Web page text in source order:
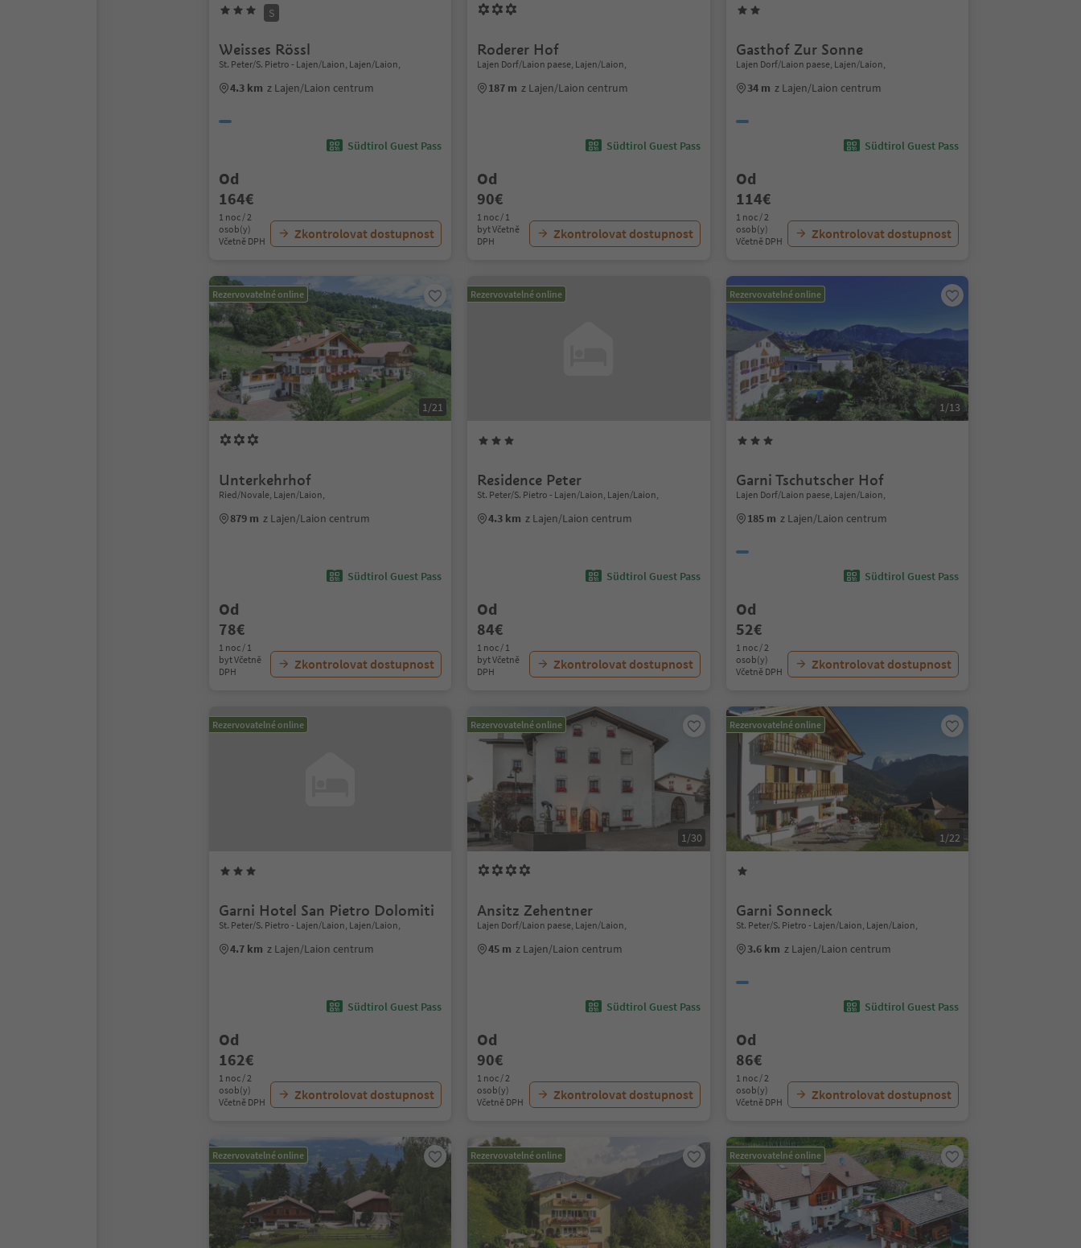
S
Weisses Rössl
St. Peter/S. Pietro - Lajen/Laion, Lajen/Laion,
4.3 km z Lajen/Laion centrum
Südtirol Guest Pass
Od
164€
1 noc / 2
osob(y)
Včetně DPH
Zkontrolovat dostupnost
Roderer Hof
Lajen Dorf/Laion paese, Lajen/Laion,
187 m z Lajen/Laion centrum
Südtirol Guest Pass
Od
90€
1 noc / 1
byt Včetně
DPH
Zkontrolovat dostupnost
Gasthof Zur Sonne
Lajen Dorf/Laion paese, Lajen/Laion,
34 m z Lajen/Laion centrum
Südtirol Guest Pass
Od
114€
1 noc / 2
osob(y)
Včetně DPH
Zkontrolovat dostupnost
Rezervovatelné online
1/21
Unterkehrhof
Ried/Novale, Lajen/Laion,
879 m z Lajen/Laion centrum
Südtirol Guest Pass
Od
78€
1 noc / 1
byt Včetně
DPH
Zkontrolovat dostupnost
Rezervovatelné online
Residence Peter
St. Peter/S. Pietro - Lajen/Laion, Lajen/Laion,
4.3 km z Lajen/Laion centrum
Südtirol Guest Pass
Od
84€
1 noc / 1
byt Včetně
DPH
Zkontrolovat dostupnost
Rezervovatelné online
1/13
Garni Tschutscher Hof
Lajen Dorf/Laion paese, Lajen/Laion,
185 m z Lajen/Laion centrum
Südtirol Guest Pass
Od
52€
1 noc / 2
osob(y)
Včetně DPH
Zkontrolovat dostupnost
Rezervovatelné online
Garni Hotel San Pietro Dolomiti
St. Peter/S. Pietro - Lajen/Laion, Lajen/Laion,
4.7 km z Lajen/Laion centrum
Südtirol Guest Pass
Od
162€
1 noc / 2
osob(y)
Včetně DPH
Zkontrolovat dostupnost
Rezervovatelné online
1/30
Ansitz Zehentner
Lajen Dorf/Laion paese, Lajen/Laion,
45 m z Lajen/Laion centrum
Südtirol Guest Pass
Od
90€
1 noc / 2
osob(y)
Včetně DPH
Zkontrolovat dostupnost
Rezervovatelné online
1/22
Garni Sonneck
St. Peter/S. Pietro - Lajen/Laion, Lajen/Laion,
3.6 km z Lajen/Laion centrum
Südtirol Guest Pass
Od
86€
1 noc / 2
osob(y)
Včetně DPH
Zkontrolovat dostupnost
Rezervovatelné online Rezervovatelné online Rezervovatelné online